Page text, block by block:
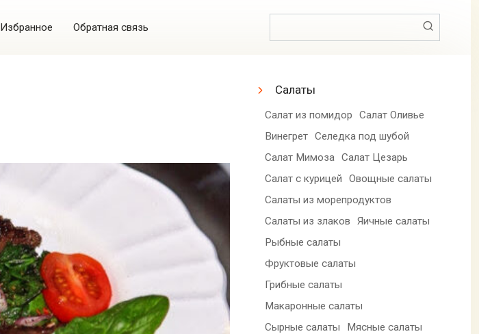
Избранное Обратная связь
Салаты
Салат из помидор
Салат Оливье
Винегрет Селедка под шубой
Салат Мимоза Салат Цезарь
Салат с курицей
Овощные салаты
Салаты из морепродуктов
Салаты из злаков
Яичные салаты
Рыбные салаты
Фруктовые салаты
Грибные салаты
Макаронные салаты
Сырные салаты
Мясные салаты